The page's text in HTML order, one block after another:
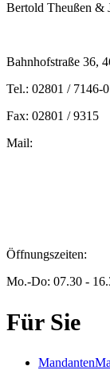
Bertold Theußen &
Bahnhofstraße 36,
Tel.: 02801 / 7146-0
Fax: 02801 / 9315
Mail:
Öffnungszeiten:
Mo.-Do: 07.30 -
Für Sie